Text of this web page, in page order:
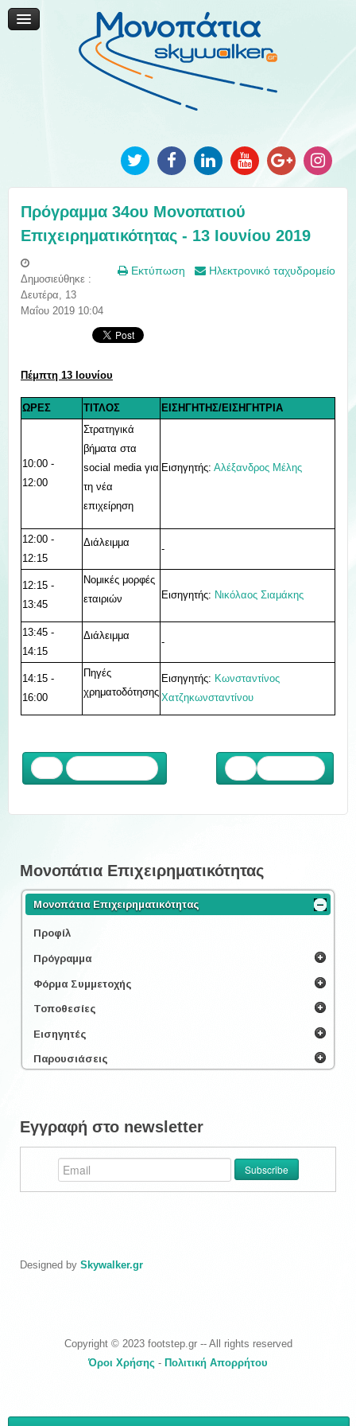
Μονοπάτια Καινοτομίας
Μονοπάτια Τοπικής Ανάπτυξης
Ανακοινώσεις
Φωτογραφίες
Πρόγραμμα 34ου Μονοπατιού
Επιχειρηματικότητας - 13 Ιουνίου 2019
Εκτύπωση Ηλεκτρονικό ταχυδρομείο
Δημοσιεύθηκε :
Δευτέρα, 13
Μαΐου 2019 10:04
Πέμπτη 13 Ιουνίου
ΩΡΕΣ ΤΙΤΛΟΣ ΕΙΣΗΓΗΤΗΣ/ΕΙΣΗΓΗΤΡΙΑ
10:00 -
12:00
Στρατηγικά
βήματα στα
social media για
τη νέα
επιχείρηση
Εισηγητής: Αλέξανδρος Μέλης
12:00 -
12:15
Διάλειμμα
-
12:15 -
13:45
Νομικές μορφές
εταιριών
Εισηγητής: Νικόλαος Σιαμάκης
13:45 -
14:15
Διάλειμμα
-
14:15 -
16:00
Πηγές
χρηματοδότησης
Εισηγητής: Κωνσταντίνος
Χατζηκωνσταντίνου
Μονοπάτια Επιχειρηματικότητας
Μονοπάτια Επιχειρηματικότητας
Προφίλ
Πρόγραμμα
Φόρμα Συμμετοχής
Τοποθεσίες
Εισηγητές
Παρουσιάσεις
Εγγραφή στο newsletter
Designed by Skywalker.gr
Copyright © 2023 footstep.gr -- All rights reserved
Όροι Χρήσης - Πολιτική Απορρήτου